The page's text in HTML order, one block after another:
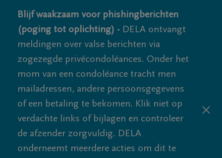
Blijf waakzaam voor phishingberichten
(poging tot oplichting) - DELA ontvangt
meldingen over valse berichten via
zogezegde privécondoléances. Onder het
mom van een condoléance tracht men
mailadressen, andere persoonsgegevens
of een betaling te bekomen. Klik niet op
verdachte links of bijlagen en controleer
de afzender zorgvuldig. DELA
onderneemt meerdere acties om dit te